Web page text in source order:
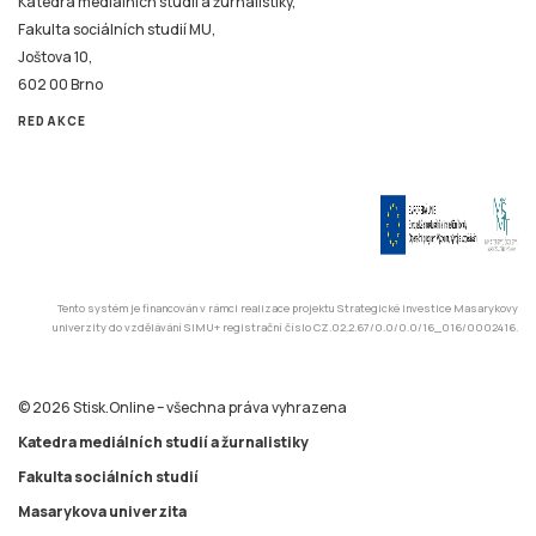
Fakulta sociálních studií MU,
Joštova 10,
602 00 Brno
REDAKCE
Tento systém je financován v rámci realizace projektu Strategické investice Masarykovy
univerzity do vzdělávání SIMU+ registrační číslo CZ.02.2.67/0.0/0.0/16_016/0002416.
© 2026 Stisk.Online – všechna práva vyhrazena
Katedra mediálních studií a žurnalistiky
Fakulta sociálních studií
Masarykova univerzita